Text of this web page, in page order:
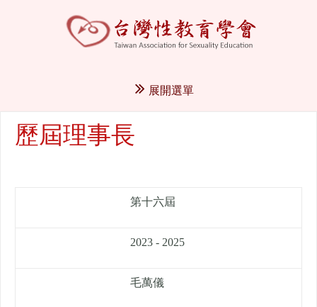
展開選單
歷屆理事長
第十六屆
2023 - 2025
毛萬儀